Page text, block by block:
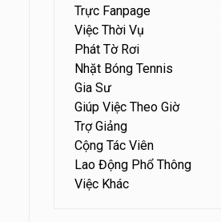
Trực Fanpage
Việc Thời Vụ
Phát Tờ Rơi
Nhặt Bóng Tennis
Gia Sư
Giúp Việc Theo Giờ
Trợ Giảng
Cộng Tác Viên
Lao Động Phổ Thông
Việc Khác